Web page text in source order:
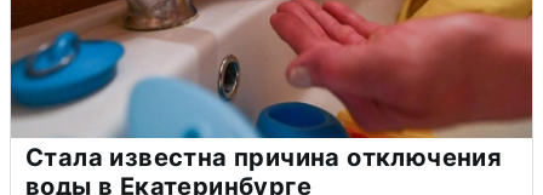
Стала известна причина отключения
воды в Екатеринбурге